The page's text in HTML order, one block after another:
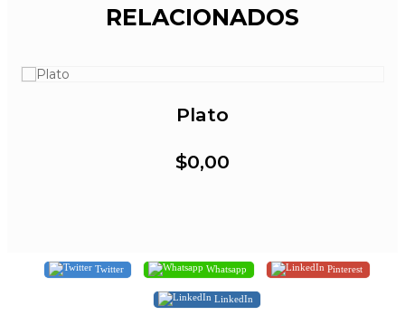
RELACIONADOS
Plato
$0,00
Twitter Whatsapp Pinterest
LinkedIn